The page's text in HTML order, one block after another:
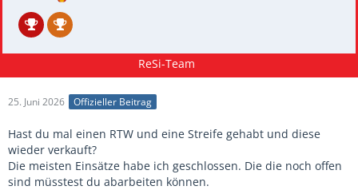
25. Juni 2026 Offizieller Beitrag
Hast du mal einen RTW und eine Streife gehabt und diese
wieder verkauft?
Die meisten Einsätze habe ich geschlossen. Die die noch offen
sind müsstest du abarbeiten können.